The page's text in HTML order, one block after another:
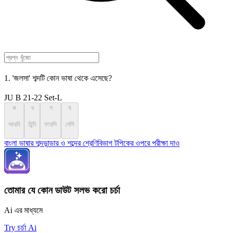
1. 'জলসা' শব্দটি কোন ভাষা থেকে এসেছে?
JU B 21-22 Set-L
ক
আরবি
খ
হিন্দি
গ
ফারসি
ঘ
দেশি
বাংলা ভাষার শব্দভান্ডার ও শব্দের শ্রেণিবিভাগ টপিকের ওপরে পরীক্ষা দাও
তোমার যে কোন ডাউট সলভ করো চর্চা
Ai এর মাধ্যমে
Try চর্চা Ai